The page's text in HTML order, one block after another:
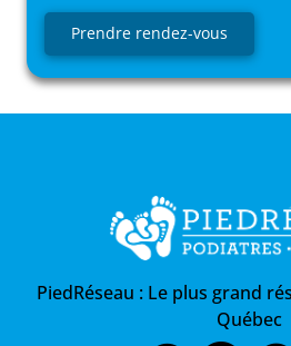
Prendre rendez-vous
PiedRéseau : Le plus grand
Québec